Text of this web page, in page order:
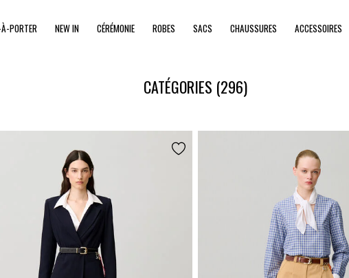
PORTER NEW IN CÉRÉMONIE ROBES SACS CHAUSSURES ACCESSOIRES
CATÉGORIES (296)